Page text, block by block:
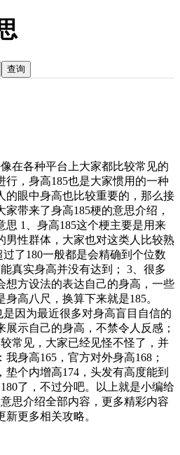
查询
在各种平台上大家都比较常见的
行，身高185也是大家惯用的一种
的眼中身高也比较重要的，那么接
带来了身高185梗的意思介绍，
思 1、身高185这个梗主要是用来
男性群体，大家也对这类人比较熟
了180一般都是会精确到个位数
真实身高并没有达到； 3、很多
想方设法的表达自己的身高，一些
高八尺，换算下来就是185。
因为最近很多对身高盲目自信的
示自己的身高，不禁令人反感；
常见，大家已经见怪不怪了，并
身高165，官方对外身高168；
垫个内增高174，头发有高度能到
了，不过分吧。以上就是小编给
思介绍全部内容，更多精彩内容
更多相关攻略。